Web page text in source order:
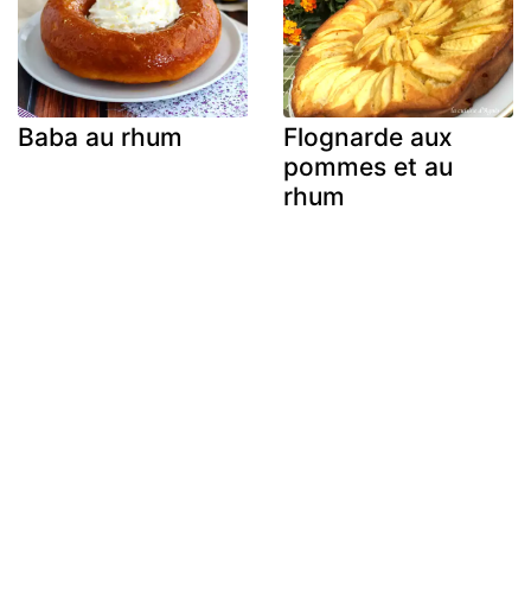
Baba au rhum
Flognarde aux
pommes et au
rhum